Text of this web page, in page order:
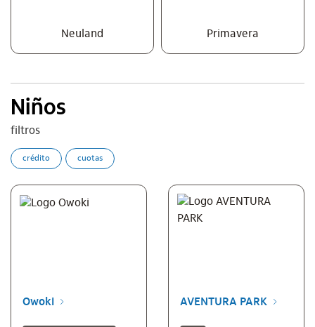
Neuland Primavera
Niños
filtros
crédito cuotas
Owoki AVENTURA PARK